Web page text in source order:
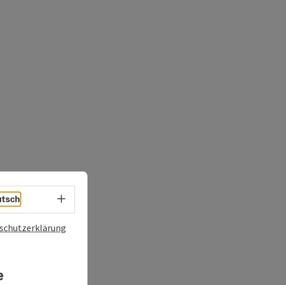
öffnen
Maps öffnen
Sprachwahl - Menü öffnen